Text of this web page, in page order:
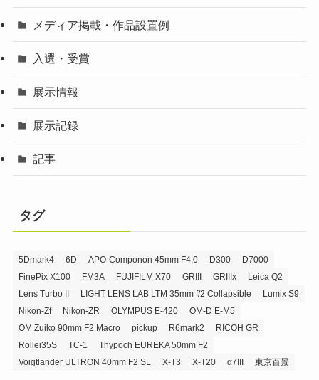
メディア掲載・作品設置例
入選・受賞
展示情報
展示記録
記事
タグ
5Dmark4 6D APO-Componon 45mm F4.0 D300
D7000
FinePix X100
FM3A FUJIFILM X70 GRIII GRIIIx
Leica Q2
Lens Turbo II
LIGHT LENS LAB LTM 35mm f/2 Collapsible
Lumix S9
Nikon-Zf
Nikon-ZR OLYMPUS E-420
OM-D E-M5
OM Zuiko 90mm F2 Macro
pickup R6mark2
RICOH GR
Rollei35S
TC-1
Thypoch EUREKA 50mm F2
Voigtlander ULTRON 40mm F2 SL
X-T3 X-T20 α7III 東京百景